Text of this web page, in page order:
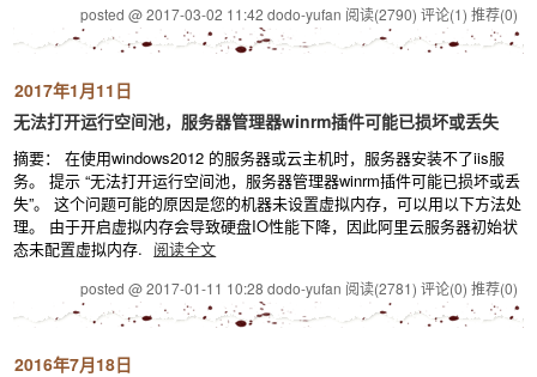
posted @ 2017-03-02 11:42 dodo-yufan 阅读(2790) 评论(1) 推荐(0)
2017年1月11日
无法打开运行空间池，服务器管理器winrm插件可能已损坏或丢失
摘要： 在使用windows2012 的服务器或云主机时，服务器安装不了iis服
务。 提示 “无法打开运行空间池，服务器管理器winrm插件可能已损坏或丢
失”。 这个问题可能的原因是您的机器未设置虚拟内存，可以用以下方法处
理。 由于开启虚拟内存会导致硬盘IO性能下降，因此阿里云服务器初始状
态未配置虚拟内存. 阅读全文
posted @ 2017-01-11 10:28 dodo-yufan 阅读(2781) 评论(0) 推荐(0)
2016年7月18日